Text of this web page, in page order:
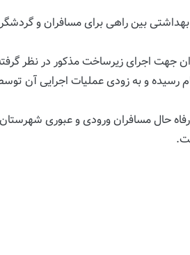
بین راهی برای مسافران و
جهت اجرای زیرساخت مذکور در نظر
و به زودی عملیات اجرایی آن توسط
حال مسافران ورودی و عبوری شهرستان